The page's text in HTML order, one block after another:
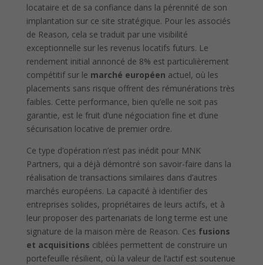
locataire et de sa confiance dans la pérennité de son
implantation sur ce site stratégique. Pour les associés
de Reason, cela se traduit par une visibilité
exceptionnelle sur les revenus locatifs futurs. Le
rendement initial annoncé de 8% est particulièrement
compétitif sur le marché européen actuel, où les
placements sans risque offrent des rémunérations très
faibles. Cette performance, bien qu’elle ne soit pas
garantie, est le fruit d’une négociation fine et d’une
sécurisation locative de premier ordre.
Ce type d’opération n’est pas inédit pour MNK
Partners, qui a déjà démontré son savoir-faire dans la
réalisation de transactions similaires dans d’autres
marchés européens. La capacité à identifier des
entreprises solides, propriétaires de leurs actifs, et à
leur proposer des partenariats de long terme est une
signature de la maison mère de Reason. Ces fusions
et acquisitions ciblées permettent de construire un
portefeuille résilient, où la valeur de l’actif est soutenue